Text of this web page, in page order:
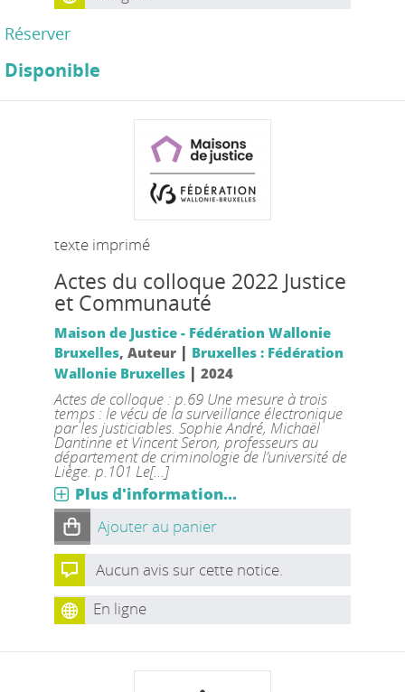
Réserver
Disponible
texte imprimé
Actes du colloque 2022 Justice
et Communauté
Maison de Justice - Fédération Wallonie
Bruxelles, Auteur | Bruxelles : Fédération
Wallonie Bruxelles| 2024
Actes de colloque : p.69 Une mesure à trois
temps : le vécu de la surveillance électronique
par les justiciables. Sophie André, Michaël
Dantinne et Vincent Seron, professeurs au
département de criminologie de l’université de
Liège. p.101 Le[...]
Plus d'information...
Ajouter au panier
Aucun avis sur cette notice.
En ligne